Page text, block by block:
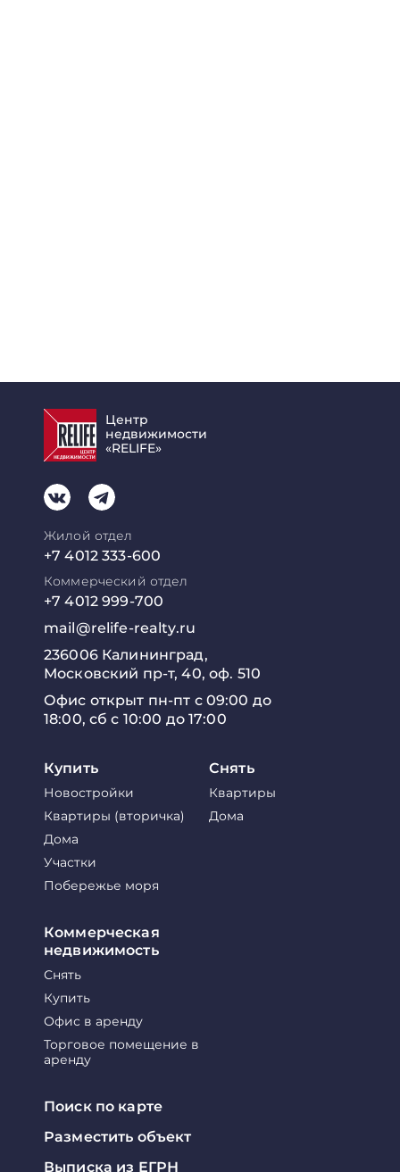
Центр
недвижимости
«RELIFE»
Жилой отдел
+7 4012 333-600
Коммерческий отдел
+7 4012 999-700
mail@relife-realty.ru
236006 Калининград,
Московский пр-т, 40, оф. 510
Офис открыт пн-пт с 09:00 до
18:00, сб с 10:00 до 17:00
Купить
Новостройки
Квартиры (вторичка)
Дома
Участки
Побережье моря
Снять
Квартиры
Дома
Коммерческая
недвижимость
Снять
Купить
Офис в аренду
Торговое помещение в
аренду
Поиск по карте
Разместить объект
Выписка из ЕГРН